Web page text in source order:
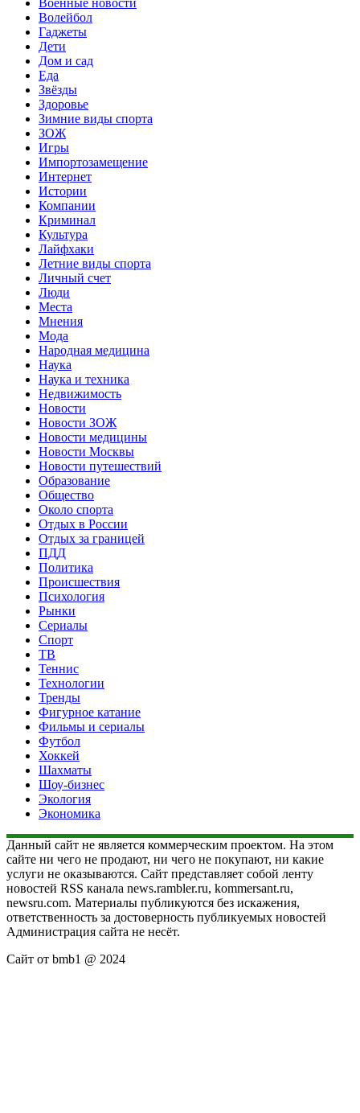
Волейбол
Гаджеты
Дети
Дом и сад
Еда
Звёзды
Здоровье
Зимние виды спорта
ЗОЖ
Игры
Импортозамещение
Интернет
Истории
Компании
Криминал
Культура
Лайфхаки
Летние виды спорта
Личный счет
Люди
Места
Мнения
Мода
Народная медицина
Наука
Наука и техника
Недвижимость
Новости
Новости ЗОЖ
Новости медицины
Новости Москвы
Новости путешествий
Образование
Общество
Около спорта
Отдых в России
Отдых за границей
ПДД
Политика
Происшествия
Психология
Рынки
Сериалы
Спорт
ТВ
Теннис
Технологии
Тренды
Фигурное катание
Фильмы и сериалы
Футбол
Хоккей
Шахматы
Шоу-бизнес
Экология
Экономика
Данный сайт не является коммерческим проектом. На этом
сайте ни чего не продают, ни чего не покупают, ни какие
услуги не оказываются. Сайт представляет собой ленту
новостей RSS канала news.rambler.ru, kommersant.ru,
newsru.com. Материалы публикуются без искажения,
ответственность за достоверность публикуемых новостей
Администрация сайта не несёт.
Сайт от bmb1 @ 2024